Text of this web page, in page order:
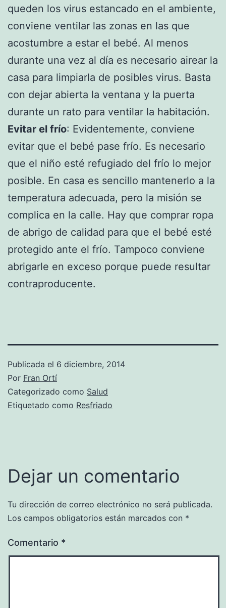
queden los virus estancado en el ambiente,
conviene ventilar las zonas en las que
acostumbre a estar el bebé. Al menos
durante una vez al día es necesario airear la
casa para limpiarla de posibles virus. Basta
con dejar abierta la ventana y la puerta
durante un rato para ventilar la habitación.
Evitar el frío: Evidentemente, conviene
evitar que el bebé pase frío. Es necesario
que el niño esté refugiado del frío lo mejor
posible. En casa es sencillo mantenerlo a la
temperatura adecuada, pero la misión se
complica en la calle. Hay que comprar ropa
de abrigo de calidad para que el bebé esté
protegido ante el frío. Tampoco conviene
abrigarle en exceso porque puede resultar
contraproducente.
Publicada el 6 diciembre, 2014
Por Fran Ortí
Categorizado como Salud
Etiquetado como Resfriado
Dejar un comentario
Tu dirección de correo electrónico no será publicada.
Los campos obligatorios están marcados con *
Comentario *